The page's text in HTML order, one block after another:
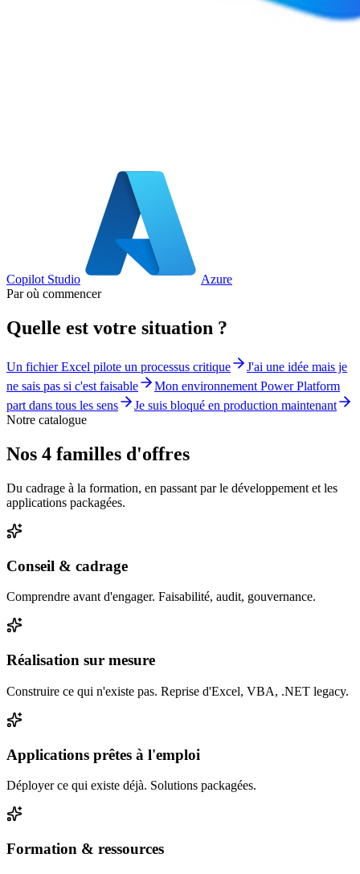
Copilot Studio
Azure
Par où commencer
Quelle est votre situation ?
Un fichier Excel pilote un processus critique
J'ai une idée mais je
ne sais pas si c'est faisable
Mon environnement Power Platform
part dans tous les sens
Je suis bloqué en production maintenant
Notre catalogue
Nos 4 familles d'offres
Du cadrage à la formation, en passant par le développement et les
applications packagées.
Conseil & cadrage
Comprendre avant d'engager. Faisabilité, audit, gouvernance.
Réalisation sur mesure
Construire ce qui n'existe pas. Reprise d'Excel, VBA, .NET legacy.
Applications prêtes à l'emploi
Déployer ce qui existe déjà. Solutions packagées.
Formation & ressources